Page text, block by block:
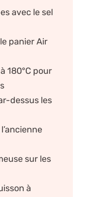
avec le sel
panier Air
180°C pour
dessus les
sur les
à